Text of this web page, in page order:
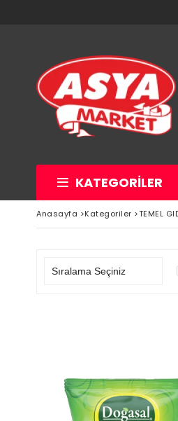
KATEGORILER
Anasayfa >Kategoriler >TEMEL